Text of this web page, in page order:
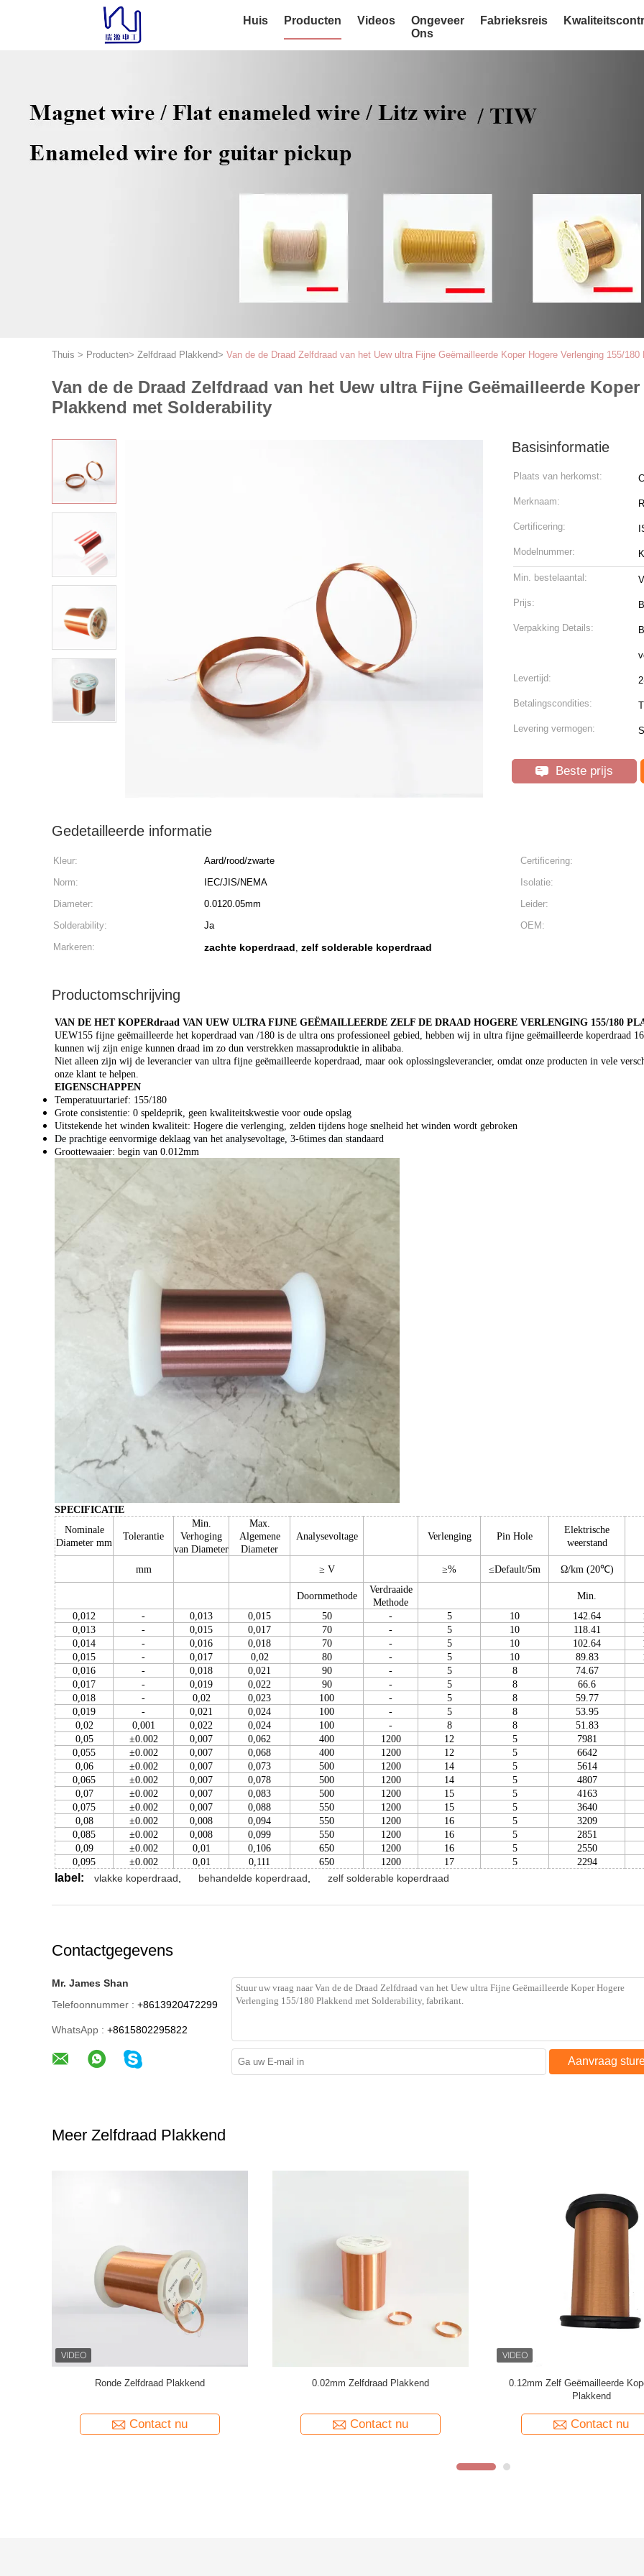
Huis Producten Videos
Ongeveer
Ons
Fabrieksreis
Thuis > Producten> Zelfdraad Plakkend> Van de de Draad Zelfdraad van het Uew ultra Fijne Geëmailleerde Koper Hogere Verlenging 155/
Van de de Draad Zelfdraad van het Uew ultra Fijne Geëmailleerde
Plakkend met Solderability
Basisinformatie
Plaats van herkomst:
Merknaam:
Certificering:
Modelnummer:
Min. bestelaantal:
Prijs:
Verpakking Details:
Levertijd:
Betalingscondities:
Levering vermogen:
Beste prijs
Gedetailleerde informatie
Kleur: Aard/rood/zwarte
Certificering:
Norm:
IEC/JIS/NEMA
Isolatie:
Diameter:
0.0120.05mm
Leider:
Solderability:
Ja
OEM:
Markeren:
zachte koperdraad, zelf solderable koperdraad
Productomschrijving
VAN DE HET KOPERdraad VAN UEW ULTRA FIJNE GEËMAILLEERDE ZELF DE DRAAD HOGERE VERLENGING 155/180
UEW155 fijne geëmailleerde het koperdraad van /180 is de ultra ons professioneel gebied, hebben wij in ultra fijne geëmailleerde koperdraad
kunnen wij zijn enige kunnen draad im zo dun verstrekken massaproduktie in alibaba.
Niet alleen zijn wij de leverancier van ultra fijne geëmailleerde koperdraad, maar ook oplossingsleverancier, omdat onze producten in vele
onze klant te helpen.
EIGENSCHAPPEN
Temperatuurtarief: 155/180
Grote consistentie: 0 speldeprik, geen kwaliteitskwestie voor oude opslag
Uitstekende het winden kwaliteit: Hogere die verlenging, zelden tijdens hoge snelheid het winden wordt gebroken
De prachtige eenvormige deklaag van het analysevoltage, 3-6times dan standaard
Groottewaaier: begin van 0.012mm
SPECIFICATIE
Nominale
Diameter mm
Tolerantie
Min.
Verhoging
van Diameter
Max.
Algemene
Diameter
Analysevoltage Verlenging Pin Hole
Elektrische
weerstand
mm ≥ V ≥% ≤Default/5m Ω/km (20℃)
Doornmethode
Verdraaide
Methode
Min.
0,012
- 0,013 0,015 50 - 5 10 142.64
0,013
- 0,015 0,017 70 - 5 10 118.41
0,014
- 0,016 0,018 70 - 5 10 102.64
0,015
- 0,017 0,02 80 - 5 10 89.83
0,016
- 0,018 0,021 90 - 5 8
74.67
0,017
- 0,019 0,022 90 - 5 8
66.6
0,018
- 0,02 0,023 100 - 5 8
59.77
0,019
- 0,021 0,024 100 - 5 8
53.95
0,02
0,001 0,022 0,024 100 - 8 8
51.83
0,05
±0.002 0,007 0,062 400 1200 12 5
7981
0,055
±0.002 0,007 0,068 400 1200 12 5
6642
0,06
±0.002 0,007 0,073 500 1200 14 5
5614
0,065
±0.002 0,007 0,078 500 1200 14 5
4807
0,07
±0.002 0,007 0,083 500 1200 15 5
4163
0,075
±0.002 0,007 0,088 550 1200 15 5
3640
0,08
±0.002 0,008 0,094 550 1200 16 5
3209
0,085
±0.002 0,008 0,099 550 1200 16 5
2851
0,09
±0.002 0,01 0,106 650 1200 16 5
2550
0,095
±0.002 0,01 0,111 650 1200 17 5 2294
label: vlakke koperdraad behandelde koperdraad zelf solderable koperdraad
Contactgegevens
Mr. James Shan
Telefoonnummer : +8613920472299
WhatsApp : +8615802295822
Aanvraag
Meer Zelfdraad Plakkend
AIW 0,14 mm Hoogzuivere koperdraad
Contact nu
Gauge 35 AWG Emailleed koperdraad
Contact nu
Klasse 220 Hoogtemperatuur
koperen wikkeldraad 0,14
Contact nu